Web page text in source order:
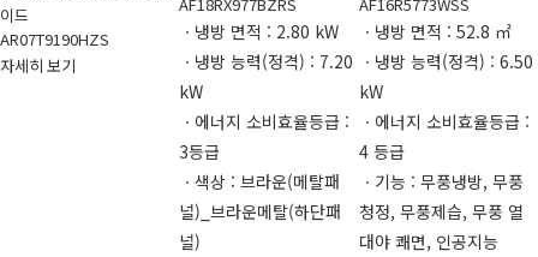
이드
AR07T9190HZS
자세히 보기
ㆍ냉방 면적 : 2.80 kW
ㆍ냉방 능력(정격) : 7.20
kW
ㆍ에너지 소비효율등급 :
3등급
ㆍ색상 : 브라운(메탈패
널)_브라운메탈(하단패
널)
ㆍ냉방 면적 : 52.8 ㎡
ㆍ냉방 능력(정격) : 6.50
kW
ㆍ에너지 소비효율등급 :
4 등급
ㆍ기능 : 무풍냉방, 무풍
청정, 무풍제습, 무풍 열
대야 쾌면, 인공지능